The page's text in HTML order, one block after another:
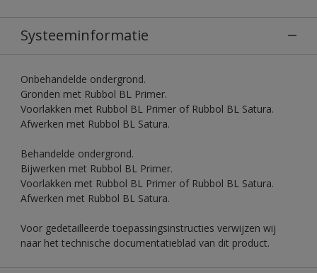
Systeeminformatie
Onbehandelde ondergrond.
Gronden met Rubbol BL Primer.
Voorlakken met Rubbol BL Primer of Rubbol BL Satura.
Afwerken met Rubbol BL Satura.
Behandelde ondergrond.
Bijwerken met Rubbol BL Primer.
Voorlakken met Rubbol BL Primer of Rubbol BL Satura.
Afwerken met Rubbol BL Satura.
Voor gedetailleerde toepassingsinstructies verwijzen wij
naar het technische documentatieblad van dit product.